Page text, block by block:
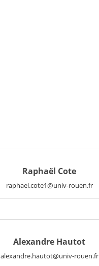
Raphaël Cote
raphael.cote1@univ-rouen.fr
Alexandre Hautot
alexandre.hautot@univ-rouen.fr